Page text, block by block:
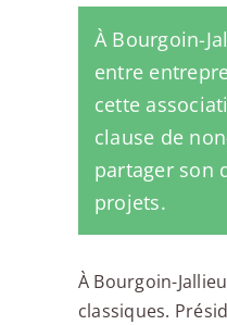
À Bourgoin-
entre
cette
clause de
partager son
projets.
À Bourgoin-
classiques.